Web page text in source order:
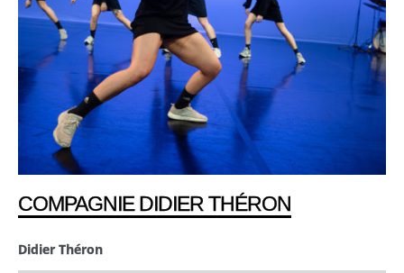
COMPAGNIE DIDIER THÉRON
Didier Théron